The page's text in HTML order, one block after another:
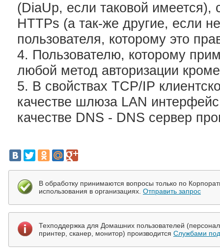
(DiaUp, если таковой
HTTPs (а так-же другие, если
пользователя, которому это
4. Пользователю, которому
любой метод авторизации
5. В свойствах TCP/IP
качестве шлюза LAN
качестве DNS - DNS сервер
В обработку принимаются вопросы только по
использования в организациях. Отправить запрос
Техподдержка для Домашних пользователей
принтер, сканер, монитор) производится Службами